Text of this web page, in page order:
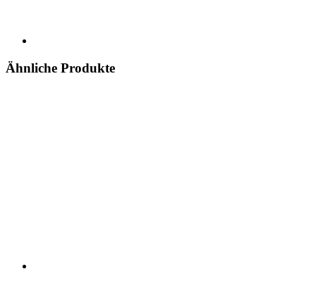
Ähnliche Produkte